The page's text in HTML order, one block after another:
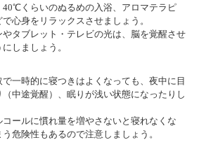
40℃くらいのぬるめの入浴、アロマテラピ
心身をリラックスさせましょう。
タブレット・テレビの光は、脳を覚醒させ
しましょう。
一時的に寝つきはよくなっても、夜中に目
中途覚醒）、眠りが浅い状態になったりし
ールに慣れ量を増やさないと寝れなくな
危険性もあるので注意しましょう。